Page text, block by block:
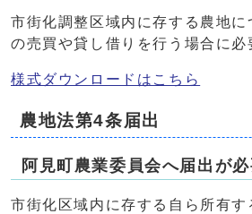
市街化調整区域内に存する農地
の売買や貸し借りを行う場合に必
様式ダウンロードはこちら
農地法第4条届出
阿見町農業委員会へ届出が
市街化区域内に存する自ら所有